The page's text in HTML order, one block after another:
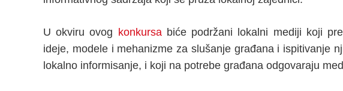
U okviru ovog konkursabiće podržani lokalni mediji koji
ideje, modele i mehanizme za slušanje građana i ispitivanje
lokalno informisanje, i koji na potrebe građana odgovaraju